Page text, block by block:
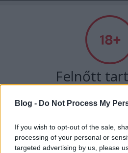
Blog - Do Not Process My
If you wish to opt-out of the sale,
processing of your personal or
targeted advertising by us, please
Felnőtt
ELMÚLTAM 18 ÉVES,
MÉG NEM VAGYOK
csatójózsef